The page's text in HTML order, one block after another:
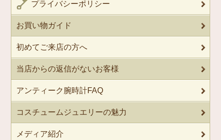
プライバシーポリシー
お買い物ガイド
初めてご来店の方へ
当店からの返信がないお客様
アンティーク腕時計FAQ
コスチュームジュエリーの魅力
メディア紹介